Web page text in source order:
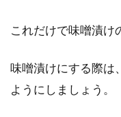
一
だ
これだけで味噌漬け
味噌漬けにする際は
ようにしましょう。